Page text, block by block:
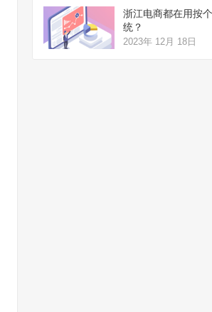
浙江电商都在用按
统？
2023年 12月 18日